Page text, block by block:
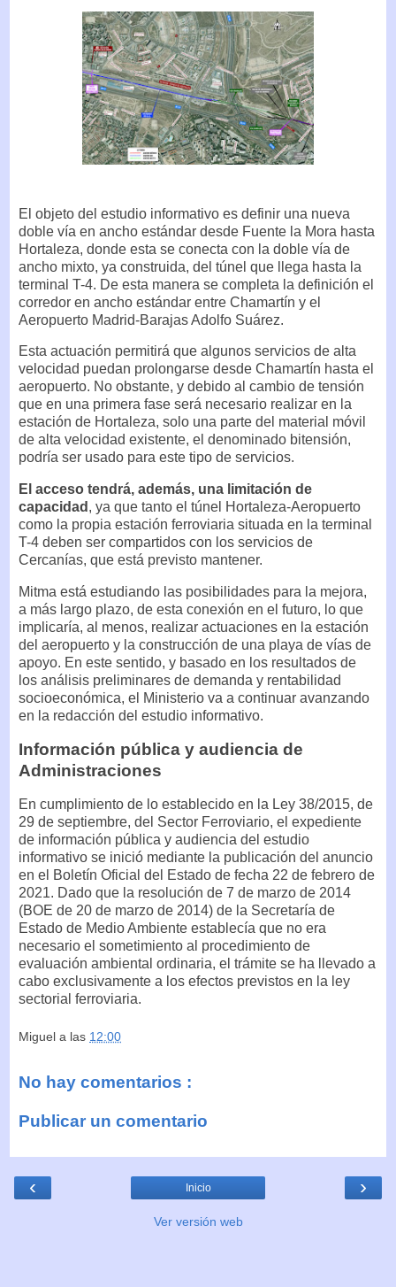
El objeto del estudio informativo es definir una nueva
doble vía en ancho estándar desde Fuente la Mora hasta
Hortaleza, donde esta se conecta con la doble vía de
ancho mixto, ya construida, del túnel que llega hasta la
terminal T-4. De esta manera se completa la definición el
corredor en ancho estándar entre Chamartín y el
Aeropuerto Madrid-Barajas Adolfo Suárez.
Esta actuación permitirá que algunos servicios de alta
velocidad puedan prolongarse desde Chamartín hasta el
aeropuerto. No obstante, y debido al cambio de tensión
que en una primera fase será necesario realizar en la
estación de Hortaleza, solo una parte del material móvil
de alta velocidad existente, el denominado bitensión,
podría ser usado para este tipo de servicios.
El acceso tendrá, además, una limitación de
capacidad , ya que tanto el túnel Hortaleza-Aeropuerto
como la propia estación ferroviaria situada en la terminal
T-4 deben ser compartidos con los servicios de
Cercanías, que está previsto mantener.
Mitma está estudiando las posibilidades para la mejora,
a más largo plazo, de esta conexión en el futuro, lo que
implicaría, al menos, realizar actuaciones en la estación
del aeropuerto y la construcción de una playa de vías de
apoyo. En este sentido, y basado en los resultados de
los análisis preliminares de demanda y rentabilidad
socioeconómica, el Ministerio va a continuar avanzando
en la redacción del estudio informativo.
Información pública y audiencia de
Administraciones
En cumplimiento de lo establecido en la Ley 38/2015, de
29 de septiembre, del Sector Ferroviario, el expediente
de información pública y audiencia del estudio
informativo se inició mediante la publicación del anuncio
en el Boletín Oficial del Estado de fecha 22 de febrero de
2021. Dado que la resolución de 7 de marzo de 2014
(BOE de 20 de marzo de 2014) de la Secretaría de
Estado de Medio Ambiente establecía que no era
necesario el sometimiento al procedimiento de
evaluación ambiental ordinaria, el trámite se ha llevado a
cabo exclusivamente a los efectos previstos en la ley
sectorial ferroviaria.
Miguel a las 12:00
No hay comentarios :
Publicar un comentario
‹ ›
Inicio
Ver versión web